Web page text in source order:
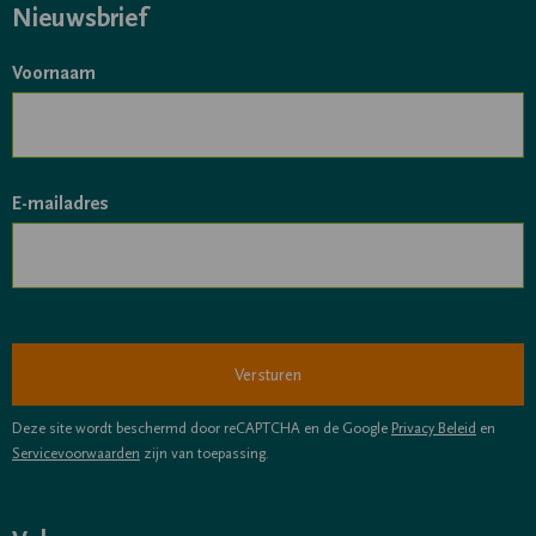
Nieuwsbrief
Voornaam
E-mailadres
Deze site wordt beschermd door reCAPTCHA en de Google Privacy Beleid en
Servicevoorwaarden zijn van toepassing.